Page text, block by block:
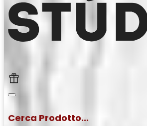
Cerca Prodotto...